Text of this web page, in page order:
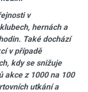
v
hernách a
Také dochází
v případě
kdy se snižuje
akce z 1000 na 100
utkání a